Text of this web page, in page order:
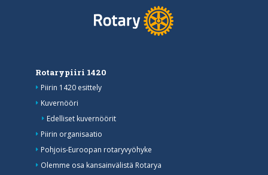
Rotarypiiri 1420
Piirin 1420 esittely
Kuvernööri
Edelliset kuvernöörit
Piirin organisaatio
Pohjois-Euroopan rotaryvyöhyke
Olemme osa kansainvälistä Rotarya